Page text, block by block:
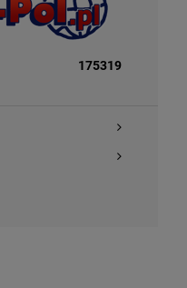
175319